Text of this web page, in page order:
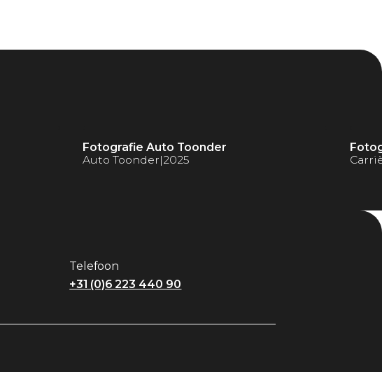
Fotografie Auto Toonder
Auto Toonder|2025
Telefoon
+31 (0)6 223 440 90